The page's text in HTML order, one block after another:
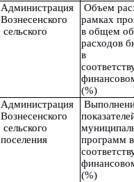
Администрация
Вознесенского
сельского
Объем расходов в
рамках
в общем
расходов
в
(%)
Администрация
Вознесенского
сельского
поселения
Выполнение
программ в
(%)